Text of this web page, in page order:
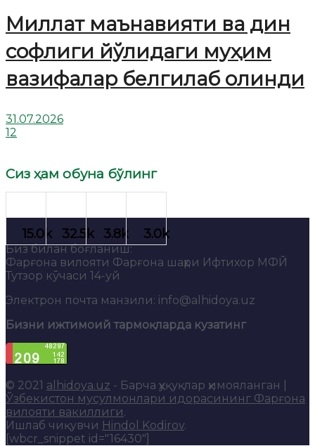
Миллат маънавияти ва дин
софлиги йўлидаги муҳим
вазифалар белгилаб олинди
31.07.2026
12
Сиз ҳам обуна бўлинг
Биз билан боғланиш:
Фарғона вилояти Фарғона шаҳри Ифтихор МФЙ
Тутзор кўчаси 14-уй
Электрон почта манзили: info@alhidoya.uz
Бизни ижтимоий тармоқларда кузатинг
© 2021 alhidoya.uz - Барча ҳуқуқлар ҳимояланган |
Ўзбекистон мусулмонлари идорасининг Фарғона
вилояти вакиллиги.
Ишлаб чиқувчи Hindol Kodirov.
[wbcr_snippet id="16430"]